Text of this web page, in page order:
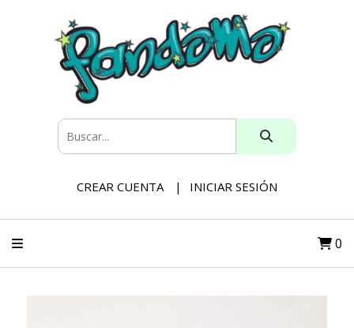
CREAR CUENTA INICIAR SESIÓN
0